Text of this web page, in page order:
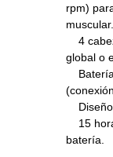
rpm)
muscular.
4
global o
Batería
Diseño
15
batería.